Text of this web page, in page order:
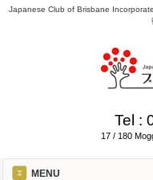
Japanese Club of Brisbane
Tel :
17 / 180
MENU